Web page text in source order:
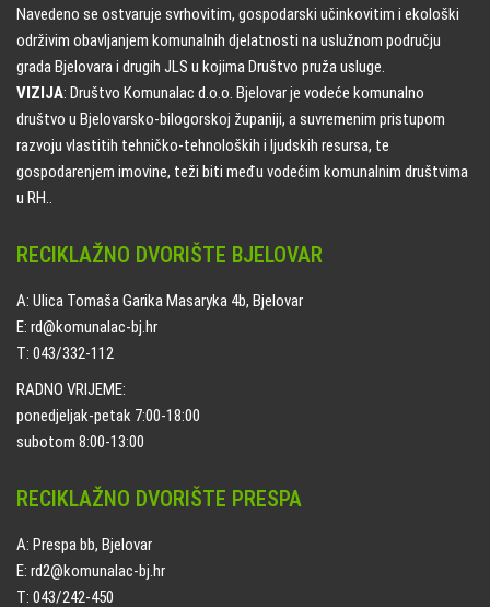
Navedeno se ostvaruje svrhovitim, gospodarski učinkovitim i ekološki
održivim obavljanjem komunalnih djelatnosti na uslužnom području
grada Bjelovara i drugih JLS u kojima Društvo pruža usluge.
VIZIJA: Društvo Komunalac d.o.o. Bjelovar je vodeće komunalno
društvo u Bjelovarsko-bilogorskoj županiji, a suvremenim pristupom
razvoju vlastitih tehničko-tehnoloških i ljudskih resursa, te
gospodarenjem imovine, teži biti među vodećim komunalnim društvima
u RH..
RECIKLAŽNO DVORIŠTE BJELOVAR
A: Ulica Tomaša Garika Masaryka 4b, Bjelovar
E: rd@komunalac-bj.hr
T: 043/332-112
RADNO VRIJEME:
ponedjeljak-petak 7:00-18:00
subotom 8:00-13:00
RECIKLAŽNO DVORIŠTE PRESPA
A: Prespa bb, Bjelovar
E: rd2@komunalac-bj.hr
T: 043/242-450